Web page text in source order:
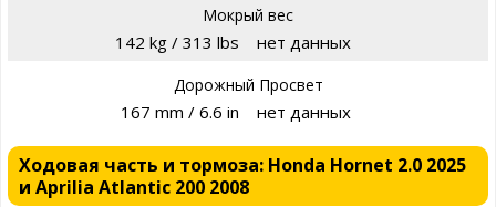
Мокрый вес
142 kg / 313 lbs нет данных
Дорожный Просвет
167 mm / 6.6 in нет данных
Ходовая часть и тормоза: Honda Hornet 2.0 2025
и Aprilia Atlantic 200 2008